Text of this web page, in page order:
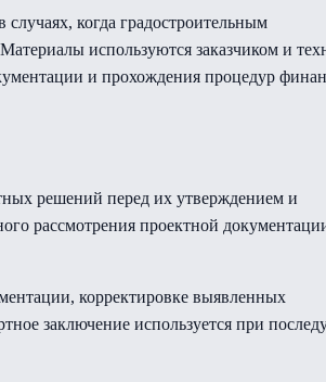
случаях, когда градостроительным
используются заказчиком и
и прохождения процедур
решений перед их утверждением и
рассмотрения проектной
корректировке выявленных
заключение используется при